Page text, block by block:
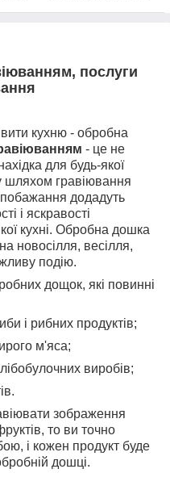
послуги
кухню - обробна
- це не
для будь-якої
шляхом гравіювання
додадуть
і яскравості
кухні. Обробна дошка
новосілля, весілля,
подію.
дощок, які повинні
і рибних продуктів;
м'яса;
виробів;
зображення
то ви точно
і кожен продукт буде
дошці.